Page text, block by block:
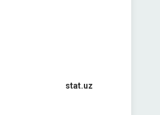
stat.uz